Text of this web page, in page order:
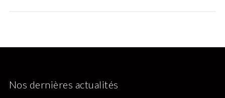
Nos dernières actualités